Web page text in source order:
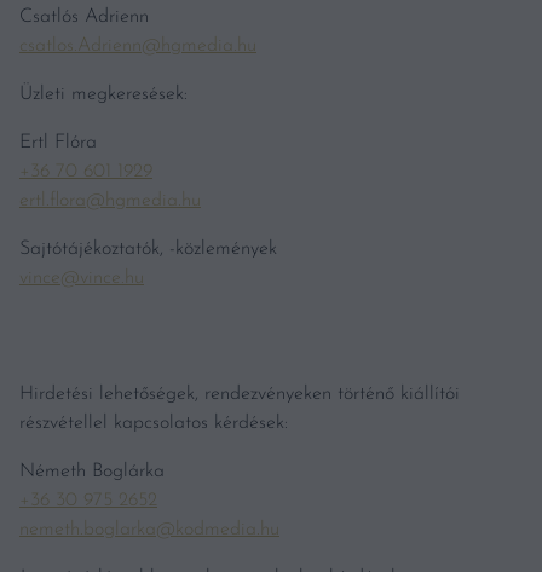
Csatlós Adrienn
csatlos.Adrienn@hgmedia.hu
Üzleti megkeresések:
Ertl Flóra
+36 70 601 1929
ertl.flora@hgmedia.hu
Sajtótájékoztatók, -közlemények
vince@vince.hu
Hirdetési lehetőségek, rendezvényeken történő kiállítói
részvétellel kapcsolatos kérdések:
Németh Boglárka
+36 30 975 2652
nemeth.boglarka@kodmedia.hu